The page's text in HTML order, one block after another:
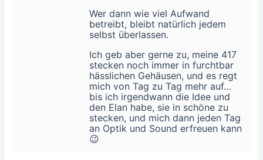
Wer dann wie viel Aufwand
betreibt, bleibt natürlich jedem
selbst überlassen.
Ich geb aber gerne zu, meine 417
stecken noch immer in furchtbar
hässlichen Gehäusen, und es regt
mich von Tag zu Tag mehr auf…
bis ich irgendwann die Idee und
den Elan habe, sie in schöne zu
stecken, und mich dann jeden Tag
an Optik und Sound erfreuen kann
😉